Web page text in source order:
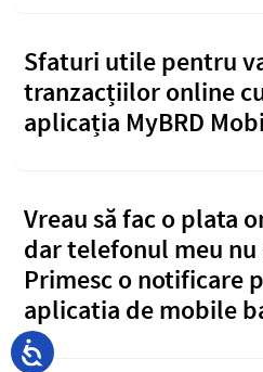
Sfaturi utile pentru
tranzacțiilor online
aplicația MyBRD
Vreau să fac o plata
dar telefonul meu
Primesc o notificare
aplicatia de mobile